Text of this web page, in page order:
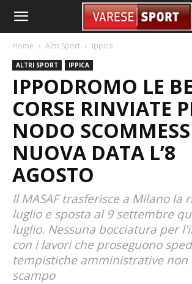
Home Altri Sport Ippica
ALTRI SPORT IPPICA
IPPODROMO LE
CORSE RINVIATE
NODO
NUOVA DATA L’8
AGOSTO
Il MASAF trasferisce a Milano la
luglio e sposta al 9 settembre
luglio. Nessuna bocciatura per
con i lavori che proseguono
tempistiche amministrative non
scampo